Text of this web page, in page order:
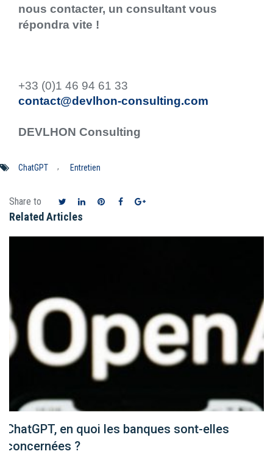
nous contacter, un consultant vous
répondra vite !
+33 (0)1 46 94 61 33
contact@devlhon-consulting.com
DEVLHON Consulting
ChatGPT , Entretien
Share to
Related Articles
ChatGPT, en quoi les banques sont-elles
concernées ?